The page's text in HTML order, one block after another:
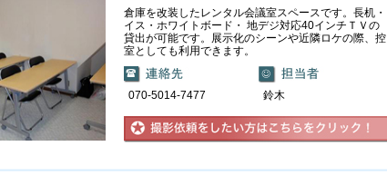
倉庫を改装したレンタル会議室スペースです。長机・
イス・ホワイトボード・ 地デジ対応40インチＴＶの
貸出が可能です。展示化のシーンや近隣ロケの際、控
室としても利用できます。
070-5014-7477 鈴木